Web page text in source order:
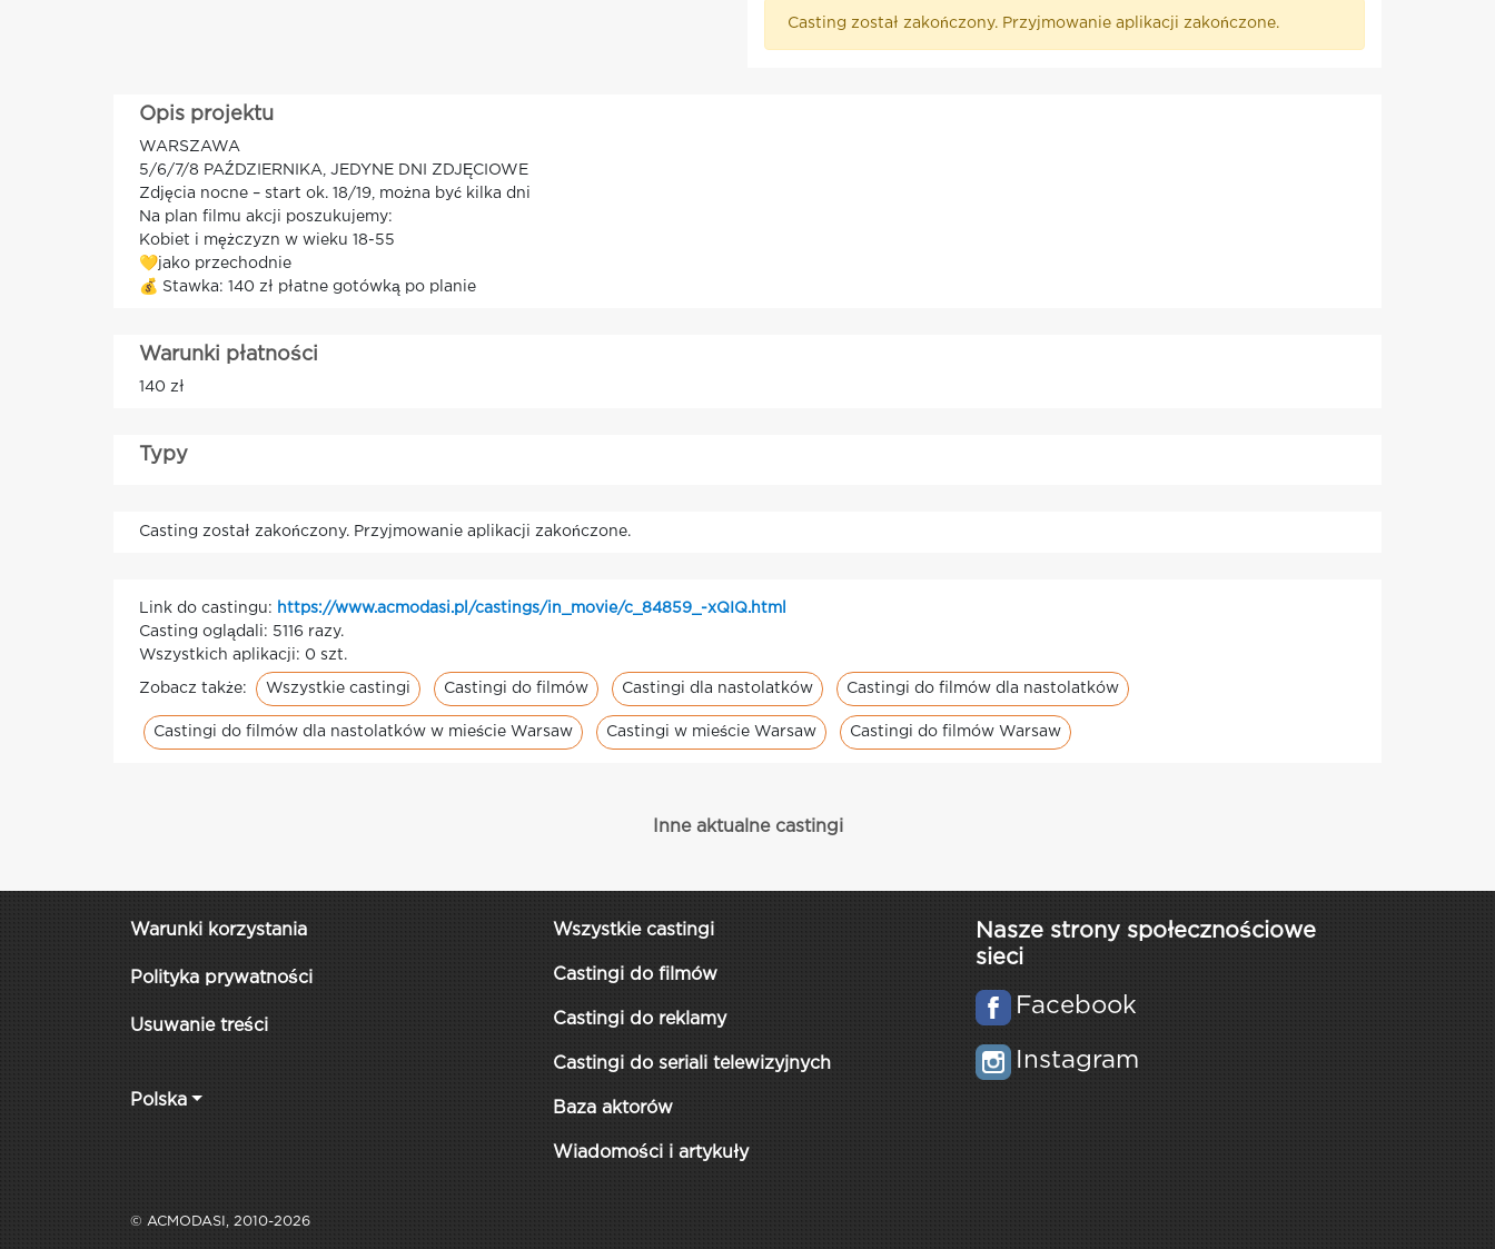
Casting został zakończony. Przyjmowanie aplikacji zakończone.
Opis projektu
WARSZAWA
5/6/7/8 PAŹDZIERNIKA, JEDYNE DNI ZDJĘCIOWE
Zdjęcia nocne – start ok. 18/19, można być kilka dni
Na plan filmu akcji poszukujemy:
Kobiet i mężczyzn w wieku 18-55
💛jako przechodnie
💰 Stawka: 140 zł płatne gotówką po planie
Warunki płatności
140 zł
Typy
Casting został zakończony. Przyjmowanie aplikacji zakończone.
Link do castingu: https://www.acmodasi.pl/castings/in_movie/c_84859_-xQIQ.html
Casting oglądali: 5116 razy.
Wszystkich aplikacji: 0 szt.
Zobacz także: Wszystkie castingi Castingi do filmów Castingi dla nastolatków Castingi do filmów dla nastolatków
Castingi do filmów dla nastolatków w mieście Warsaw Castingi w mieście Warsaw Castingi do filmów Warsaw
Inne aktualne castingi
Warunki korzystania
Polityka prywatności
Usuwanie treści
Polska
Wszystkie castingi
Castingi do filmów
Castingi do reklamy
Castingi do seriali telewizyjnych
Baza aktorów
Wiadomości i artykuły
Nasze strony społecznościowe
sieci
Facebook
Instagram
© ACMODASI, 2010-2026